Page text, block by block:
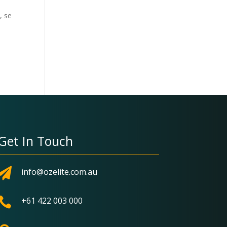
se
In Touch
info@ozelite.com.au
+61 422 003 000